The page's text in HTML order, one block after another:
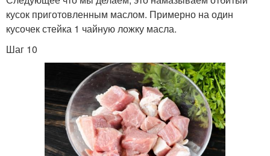
кусок приготовленным маслом. Примерно на один
кусочек стейка 1 чайную ложку масла.
Шаг 10